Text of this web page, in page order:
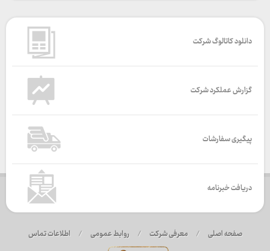
دانلود کاتالوگ شرکت
گزارش عملکرد شرکت
پیگیری سفارشات
دریافت خبرنامه
صفحه اصلی / معرفی شرکت / روابط عمومی / اطلاعات تماس